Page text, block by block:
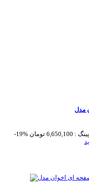
-19%
: 6,650,100 تومان